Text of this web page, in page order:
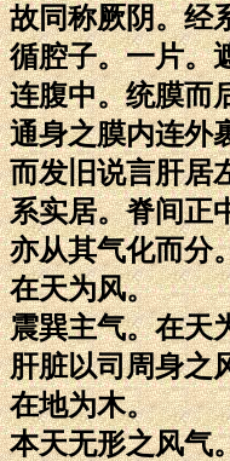
故同称厥阴。经
循腔子。一片。
连腹中。统膜而
通身之膜内连外
而发旧说言肝居
系实居。脊间正
亦从其气化而分
在天为风。
震巽主气。在天
肝脏以司周身之
在地为木。
本天无形之风气